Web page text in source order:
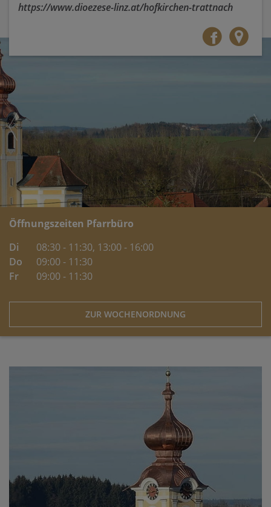
https://www.dioezese-linz.at/hofkirchen-trattnach
Öffnungszeiten Pfarrbüro
Di
08:30 - 11:30, 13:00 - 16:00
Do
09:00 - 11:30
Fr
09:00 - 11:30
ZUR WOCHENORDNUNG